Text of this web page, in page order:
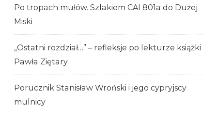
Po tropach mułów. Szlakiem CAI 801a do Dużej
Miski
„Ostatni rozdział…” – refleksje po lekturze książki
Pawła Ziętary
Porucznik Stanisław Wroński i jego cypryjscy
mulnicy